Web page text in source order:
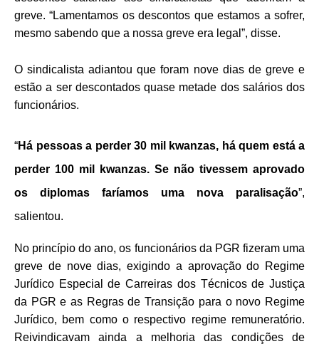
greve. “Lamentamos os descontos que estamos a sofrer,
mesmo sabendo que a nossa greve era legal”, disse.
O sindicalista adiantou que foram nove dias de greve e
estão a ser descontados quase metade dos salários dos
funcionários.
“Há pessoas a perder 30 mil kwanzas, há quem está a
perder 100 mil kwanzas. Se não tivessem aprovado
os diplomas faríamos uma nova paralisação”,
salientou.
No princípio do ano, os funcionários da PGR fizeram uma
greve de nove dias, exigindo a aprovação do Regime
Jurídico Especial de Carreiras dos Técnicos de Justiça
da PGR e as Regras de Transição para o novo Regime
Jurídico, bem como o respectivo regime remuneratório.
Reivindicavam ainda a melhoria das condições de